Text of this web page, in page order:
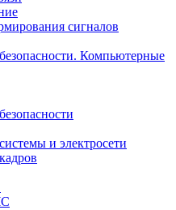
сигналов
Компьютерные
и электросети